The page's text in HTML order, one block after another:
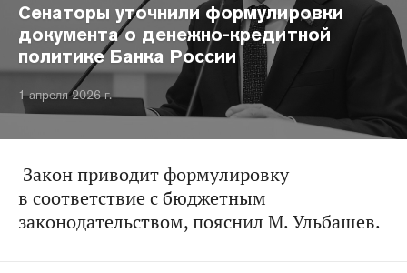
Сенаторы уточнили формулировки
документа о денежно-кредитной
политике Банка России
1 апреля 2026 г.
Закон приводит формулировку
в соответствие с бюджетным
законодательством, пояснил М. Ульбашев.